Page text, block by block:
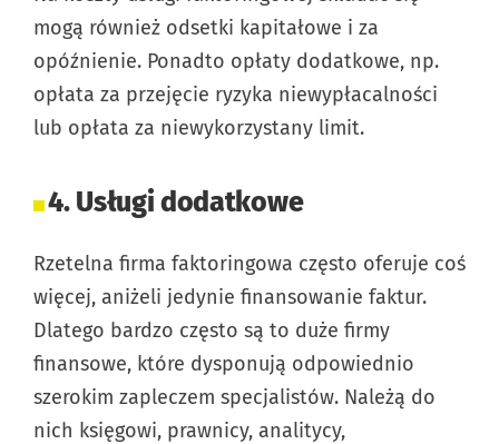
mogą również odsetki kapitałowe i za
opóźnienie. Ponadto opłaty dodatkowe, np.
opłata za przejęcie ryzyka niewypłacalności
lub opłata za niewykorzystany limit.
4. Usługi dodatkowe
Rzetelna firma faktoringowa często oferuje coś
więcej, aniżeli jedynie finansowanie faktur.
Dlatego bardzo często są to duże firmy
finansowe, które dysponują odpowiednio
szerokim zapleczem specjalistów. Należą do
nich księgowi, prawnicy, analitycy,